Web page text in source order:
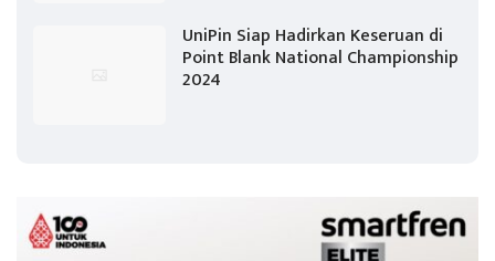
UniPin Siap Hadirkan Keseruan di
Point Blank National Championship
2024